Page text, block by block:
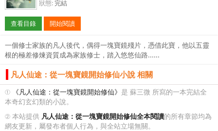
狀態: 完結
查看目錄 開始閱讀
一個修士家族的凡人後代，偶得一塊寶鏡殘片，憑借此寶，他以五靈
根的極差修煉資質成為家族修士，踏入悠悠仙路......
凡人仙途：從一塊寶鏡開始修仙小說 相關
① 《凡人仙途：從一塊寶鏡開始修仙》 是 蘇三微 所寫的一本完結全
本奇幻玄幻類的小說。
② 本站提供 凡人仙途：從一塊寶鏡開始修仙全本閱讀的所有章節均為
網友更新，屬發布者個人行為，與全站立場無關。